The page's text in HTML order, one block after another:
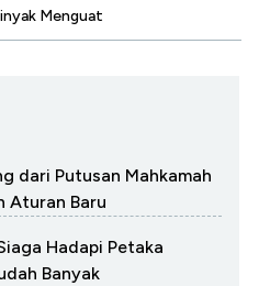
Menguat
dari Putusan Mahkamah
Aturan Baru
Hadapi Petaka
Banyak